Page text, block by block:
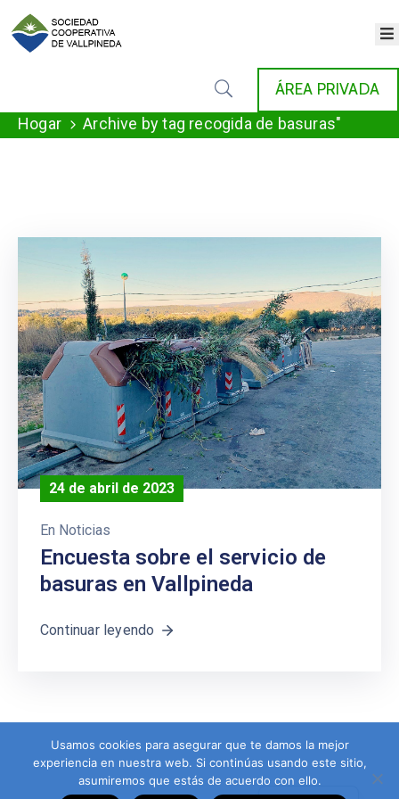
×
SERVICIOS
CONTACTO
ÁREA PRIVADA
Hogar Archive by tag recogida de basuras"
24 de abril de 2023
En Noticias
Encuesta sobre el servicio de
basuras en Vallpineda
Continuar leyendo
Usamos cookies para asegurar que te damos la mejor
experiencia en nuestra web. Si continúas usando este sitio,
asumiremos que estás de acuerdo con ello.